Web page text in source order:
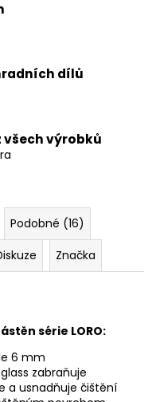
dílů
všech výrobků
Podobné (16)
Značka
série LORO:
6 mm
zabraňuje
a usnadňuje čištění